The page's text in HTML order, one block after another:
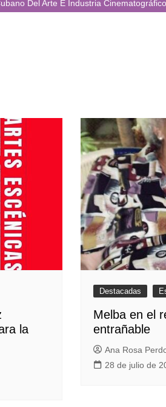
Del Arte E Industria
la
Destacadas
Melba en el
entrañable
Ana Rosa
28 de julio de